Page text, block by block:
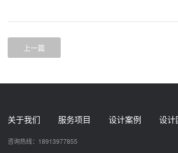
上一篇
关于我们 服务项目 设计案例 设计
咨询热线：18913977855